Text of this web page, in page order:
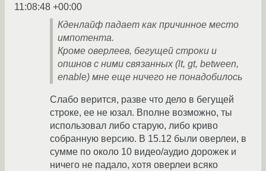
11:08:48 +00:00
Кденлайф падает как причинное место
импотента.
Кроме оверлеев, бегущей строки и
опшнов с ними связанных (lt, gt, between,
enable) мне еще ничего не понадобилось
Слабо верится, разве что дело в бегущей
строке, ее не юзал. Вполне возможно, ты
использовал либо старую, либо криво
собранную версию. В 15.12 были оверлеи, в
сумме по около 10 видео/аудио дорожек и
ничего не падало, хотя оверлеи всяко